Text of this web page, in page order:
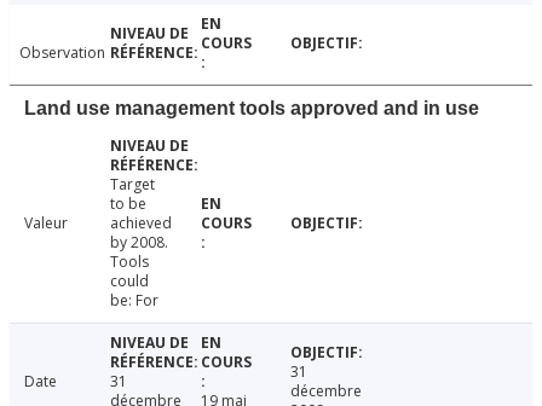
Observation
Land use management tools approved and in use
Valeur
Target
to be
achieved
by 2008.
Tools
could
be: For
Date
31
décembre
19 mai
31
décembre